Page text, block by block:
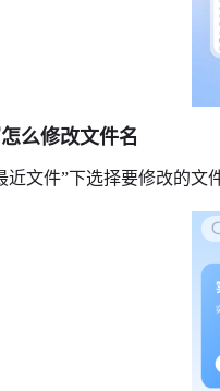
么修改文件名
近文件”下选择要修改的文